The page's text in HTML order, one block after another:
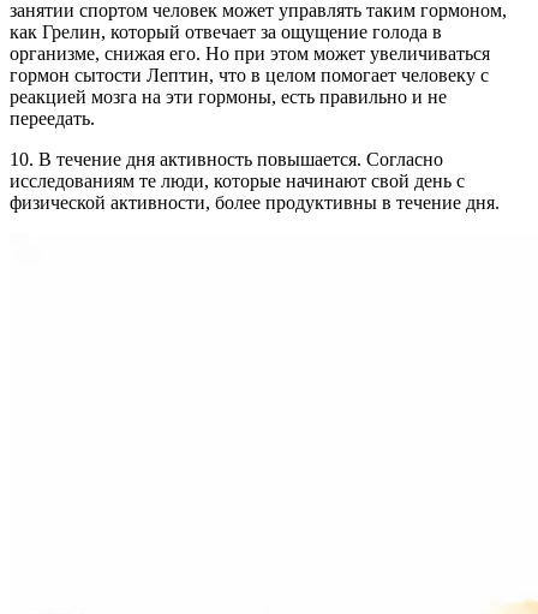
занятии спортом человек может управлять таким гормоном,
как Грелин, который отвечает за ощущение голода в
организме, снижая его. Но при этом может увеличиваться
гормон сытости Лептин, что в целом помогает человеку с
реакцией мозга на эти гормоны, есть правильно и не
переедать.
10. В течение дня активность повышается. Согласно
исследованиям те люди, которые начинают свой день с
физической активности, более продуктивны в течение дня.